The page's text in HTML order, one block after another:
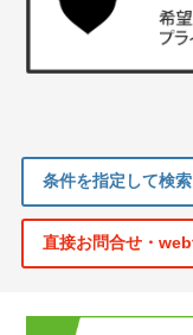
条件を指定して検
直接お問合せ・